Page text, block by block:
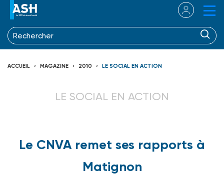
ACCUEIL MAGAZINE 2010 LE SOCIAL EN ACTION
LE SOCIAL EN ACTION
Le CNVA remet ses rapports à
Matignon